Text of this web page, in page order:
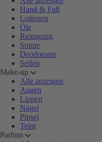
Hand & Fuß
Lotionen
Öle
Reinigung
Sonne
Deodorants
Seifen
Make-up
Alle anzeigen
Augen
Lippen
Nägel
Pinsel
Teint
Parfum